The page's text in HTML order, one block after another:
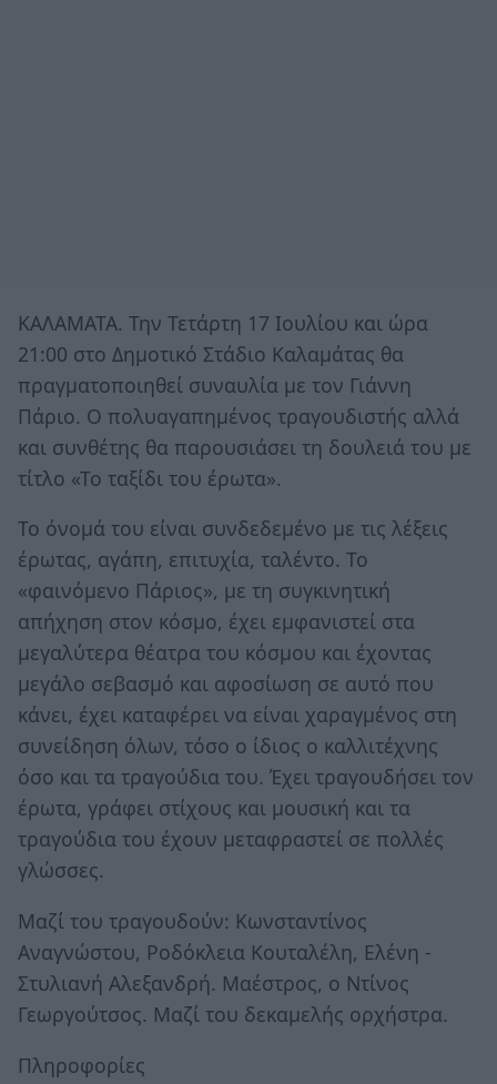
ΚΑΛΑΜΑΤΑ. Την Τετάρτη 17 Ιουλίου και ώρα
21:00 στο Δημοτικό Στάδιο Καλαμάτας θα
πραγματοποιηθεί συναυλία με τον Γιάννη
Πάριο. O πολυαγαπημένος τραγουδιστής αλλά
και συνθέτης θα παρουσιάσει τη δουλειά του με
τίτλο «Το ταξίδι του έρωτα».
Το όνομά του είναι συνδεδεμένο με τις λέξεις
έρωτας, αγάπη, επιτυχία, ταλέντο. Το
«φαινόμενο Πάριος», με τη συγκινητική
απήχηση στον κόσμο, έχει εμφανιστεί στα
μεγαλύτερα θέατρα του κόσμου και έχοντας
μεγάλο σεβασμό και αφοσίωση σε αυτό που
κάνει, έχει καταφέρει να είναι χαραγμένος στη
συνείδηση όλων, τόσο ο ίδιος ο καλλιτέχνης
όσο και τα τραγούδια του. Έχει τραγουδήσει τον
έρωτα, γράφει στίχους και μουσική και τα
τραγούδια του έχουν μεταφραστεί σε πολλές
γλώσσες.
Μαζί του τραγουδούν: Κωνσταντίνος
Αναγνώστου, Ροδόκλεια Κουταλέλη, Ελένη -
Στυλιανή Αλεξανδρή. Μαέστρος, ο Ντίνος
Γεωργούτσος. Μαζί του δεκαμελής ορχήστρα.
Πληροφορίες